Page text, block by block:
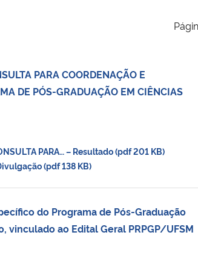
PARA COORDENAÇÃO E
DE PÓS-GRADUAÇÃO EM CIÊNCIAS
PARA… – Resultado (pdf 201 KB)
(pdf 138 KB)
do Programa de Pós-Graduação
vinculado ao Edital Geral PRPGP/UFSM